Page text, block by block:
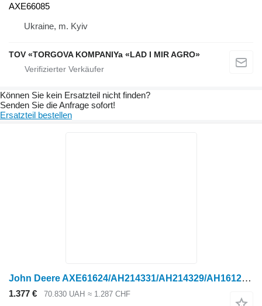
AXE66085
Ukraine, m. Kyiv
TOV «TORGOVA KOMPANIYa «LAD I MIR AGRO»
Können Sie kein Ersatzteil nicht finden?
Senden Sie die Anfrage sofort!
Ersatzteil bestellen
John Deere AXE61624/AH214331/AH214329/AH161250/AH212539 Hydraulikpumpe für John Deere Radtraktor
1.377 € 70.830 UAH ≈ 1.287 CHF